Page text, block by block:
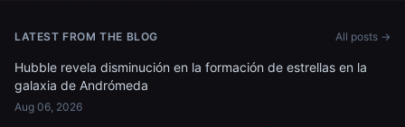
LATEST FROM THE BLOG All posts →
Hubble revela disminución en la formación de estrellas en la
galaxia de Andrómeda
Aug 06, 2026